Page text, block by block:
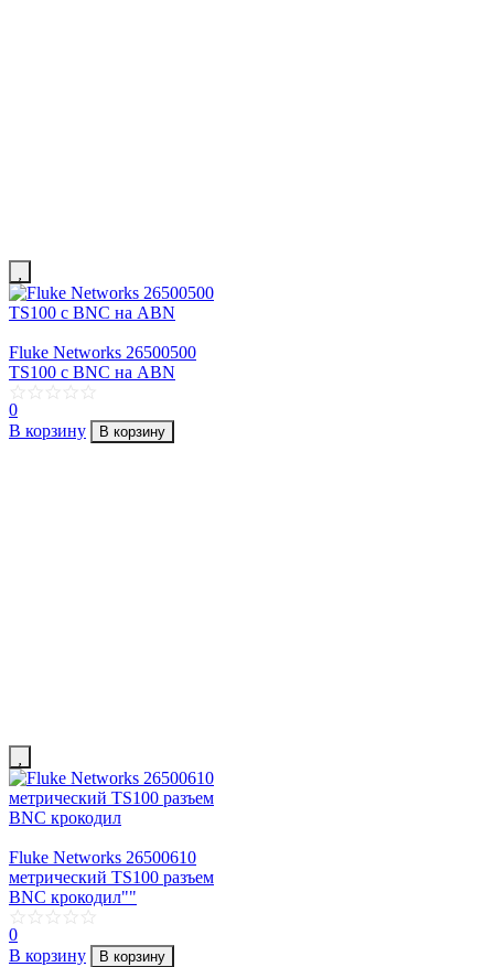
Fluke Networks 26500500
TS100 с BNC на ABN
0
В корзину
В корзину
Fluke Networks 26500610
метрический TS100 разъем
BNC крокодил""
0
В корзину
В корзину